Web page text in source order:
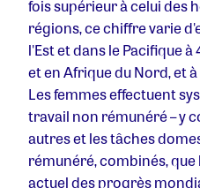
fois supérieur à celui des
régions, ce chiffre varie
l'Est et dans le Pacifique
et en Afrique du Nord, et
Les femmes effectuent
travail non rémunéré – y
autres et les tâches
rémunéré, combinés,
actuel des progrès